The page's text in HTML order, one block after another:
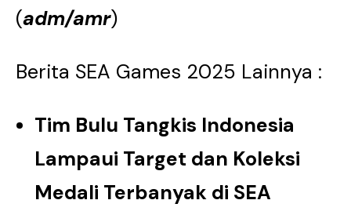
(adm/amr)
Berita SEA Games 2025 Lainnya :
Tim Bulu Tangkis Indonesia
Lampaui Target dan Koleksi
Medali Terbanyak di SEA